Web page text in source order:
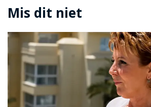
Mis dit niet